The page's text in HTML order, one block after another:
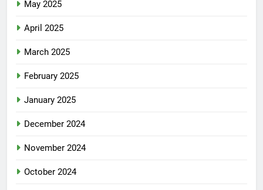
May 2025
April 2025
March 2025
February 2025
January 2025
December 2024
November 2024
October 2024